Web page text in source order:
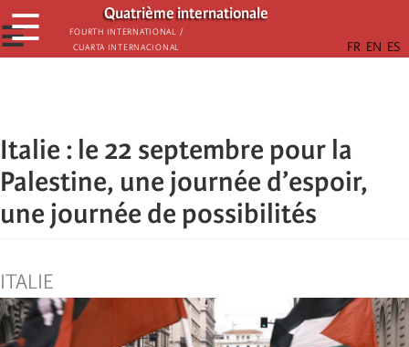
Παράκαμψη
προς
το
Quatrième internationale
Fourth International /
Cuarta Internacional
☰
☰
Italie : le 22 septembre pour la
Palestine, une journée d’espoir,
une journée de possibilités
ITALIE